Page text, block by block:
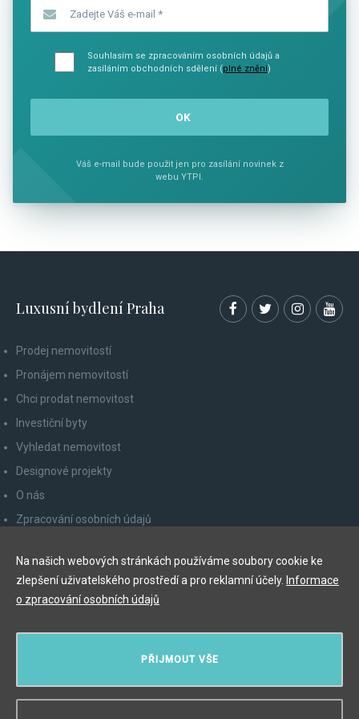
Souhlasím se zpracováním osobních údajů a
zasíláním obchodních sdělení (plné znění)
Váš e-mail bude použit jen pro zasílání novinek z
webu YTPI.
Luxusní bydlení Praha
Prodej nemovitostí
Pronájem nemovitostí
Chci prodat nemovitost
Investiční byty
Vyhledat nemovitost
Designové projekty
O nás
Zpracování osobních údajů
Odhlášení z newsletteru
Myslíková 245/3, 110 00 Praha 1
PŘIJMOUT VŠE
Na našich webových stránkách používáme soubory cookie ke
zlepšení uživatelského prostředí a pro reklamní účely. Informace
o zpracování osobních údajů